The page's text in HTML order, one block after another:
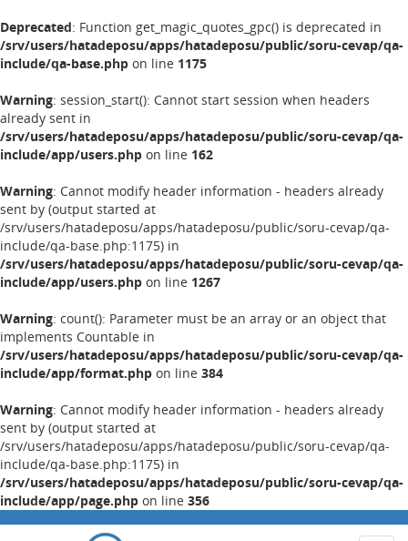
Deprecated: Function get_magic_quotes_gpc() is deprecated in
/srv/users/hatadeposu/apps/hatadeposu/public/soru-cevap/qa-
include/qa-base.php on line 1175
Warning: session_start(): Cannot start session when headers
already sent in
/srv/users/hatadeposu/apps/hatadeposu/public/soru-cevap/qa-
include/app/users.php on line 162
Warning: Cannot modify header information - headers already
sent by (output started at
/srv/users/hatadeposu/apps/hatadeposu/public/soru-cevap/qa-
include/qa-base.php:1175) in
/srv/users/hatadeposu/apps/hatadeposu/public/soru-cevap/qa-
include/app/users.php on line 1267
Warning: count(): Parameter must be an array or an object that
implements Countable in
/srv/users/hatadeposu/apps/hatadeposu/public/soru-cevap/qa-
include/app/format.php on line 384
Warning: Cannot modify header information - headers already
sent by (output started at
/srv/users/hatadeposu/apps/hatadeposu/public/soru-cevap/qa-
include/qa-base.php:1175) in
/srv/users/hatadeposu/apps/hatadeposu/public/soru-cevap/qa-
include/app/page.php on line 356